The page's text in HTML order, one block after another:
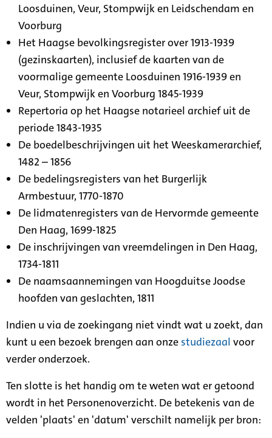
Loosduinen, Veur, Stompwijk en Leidschendam en
Voorburg
Het Haagse bevolkingsregister over 1913-1939
(gezinskaarten), inclusief de kaarten van de
voormalige gemeente Loosduinen 1916-1939 en
Veur, Stompwijk en Voorburg 1845-1939
Repertoria op het Haagse notarieel archief uit de
periode 1843-1935
De boedelbeschrijvingen uit het Weeskamerarchief,
1482 – 1856
De bedelingsregisters van het Burgerlijk
Armbestuur, 1770-1870
De lidmatenregisters van de Hervormde gemeente
Den Haag, 1699-1825
De inschrijvingen van vreemdelingen in Den Haag,
1734-1811
De naamsaannemingen van Hoogduitse Joodse
hoofden van geslachten, 1811
Indien u via de zoekingang niet vindt wat u zoekt, dan
kunt u een bezoek brengen aan onze studiezaal voor
verder onderzoek.
Ten slotte is het handig om te weten wat er getoond
wordt in het Personenoverzicht. De betekenis van de
velden 'plaats' en 'datum' verschilt namelijk per bron: